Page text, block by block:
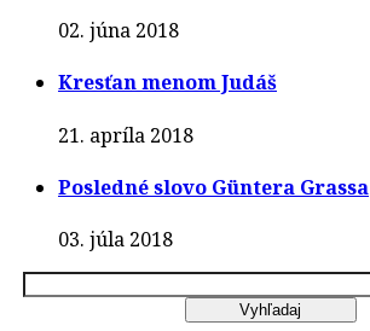
02. júna 2018
Kresťan menom Judáš
21. apríla 2018
Posledné slovo Güntera Grassa
03. júla 2018